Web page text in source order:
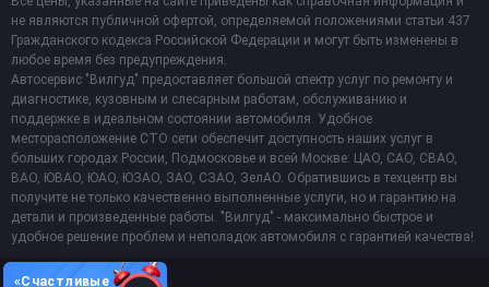
не являются публичной офертой, определяемой положениями статьи 437
Гражданского кодекса Российской Федерации и могут быть изменены в
любое время без предупреждения.
Автосервис "Вилгуд" предоставляет большой спектр услуг по ремонту и
диагностике, кузовным и слесарным работам, обслуживанию и
поддержке в идеальном состоянии автомобиля. Удобное
месторасположение СТО сети обеспечит доступность наших услуг в
больших городах России, Подмосковье и всей Москве: ЦАО, САО, СВАО,
ВАО, ЮВАО, ЮАО, ЮЗАО, ЗАО, СЗАО, ЗелАО. Обратившись в техцентр вы
получите не только качественно выполненные услуги, но и гарантию на
детали и произведенные работы. "Вилгуд" - максимально быстрое и
удобное решение проблем и неполадок автомобиля с гарантией качества!
«Счастливые